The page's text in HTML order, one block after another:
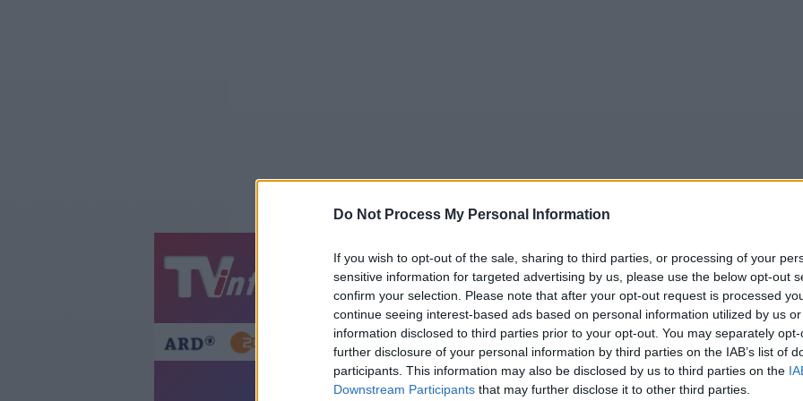
Do Not Process My Personal Information
If you wish to opt-out of the sale, sharing to third parties, or processing of your
sensitive information for targeted advertising by us, please use the below opt-out
confirm your selection. Please note that after your opt-out request is processed
continue seeing interest-based ads based on personal information utilized by us
information disclosed to third parties prior to your opt-out. You may separately
further disclosure of your personal information by third parties on the IAB’s list of
participants. This information may also be disclosed by us to third parties on the
Downstream Participants that may further disclose it to other third parties.
20:15 Tipps Sender Merkzettel TV-Agent Fußball
Gestern Heute So Mo Di Mi Do Fr
Die 2010er - Jahrzehnt der Illusionen - 2014-2016: Weltmeister und Flüchtlinge -